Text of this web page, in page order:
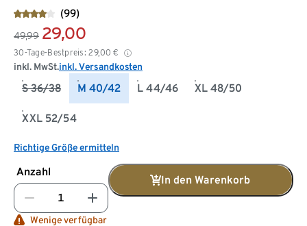
(99)
49,99 29,00
30-Tage-Bestpreis: 29,00 €
inkl. MwSt.inkl. Versandkosten
S 36/38 M 40/42 L 44/46 XL 48/50
XXL 52/54
Richtige Größe ermitteln
Anzahl
In den Warenkorb
Wenige verfügbar